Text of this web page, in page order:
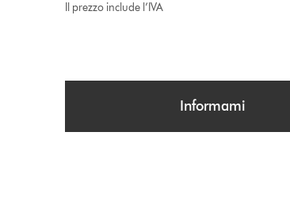
Il prezzo include l’IVA
Informami